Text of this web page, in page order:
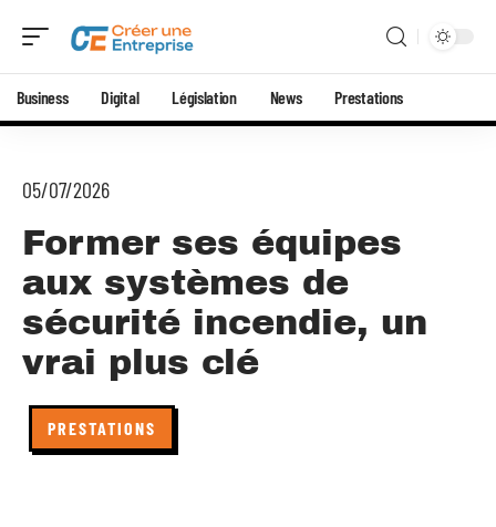
Business Digital Législation News Prestations
05/07/2026
Former ses équipes
aux systèmes de
sécurité incendie, un
vrai plus clé
PRESTATIONS